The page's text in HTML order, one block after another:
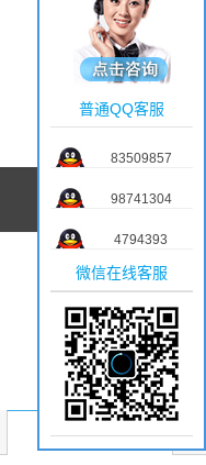
商品介绍
普通QQ客服
83509857
98741304
4794393
微信在线客服